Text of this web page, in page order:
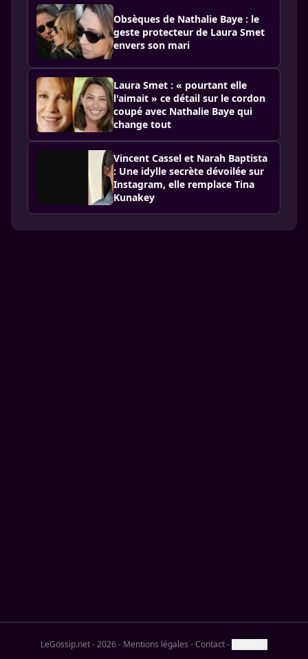
Obsèques de Nathalie Baye : le
geste protecteur de Laura Smet
envers son mari
Laura Smet : « pourtant elle
l'aimait » ce détail sur le cordon
coupé avec Nathalie Baye qui
change tout
Vincent Cassel et Narah Baptista
: Une idylle secrète dévoilée sur
Instagram, elle remplace Tina
Kunakey
LeGossip.net - 2026- Mentions légales -Contact-